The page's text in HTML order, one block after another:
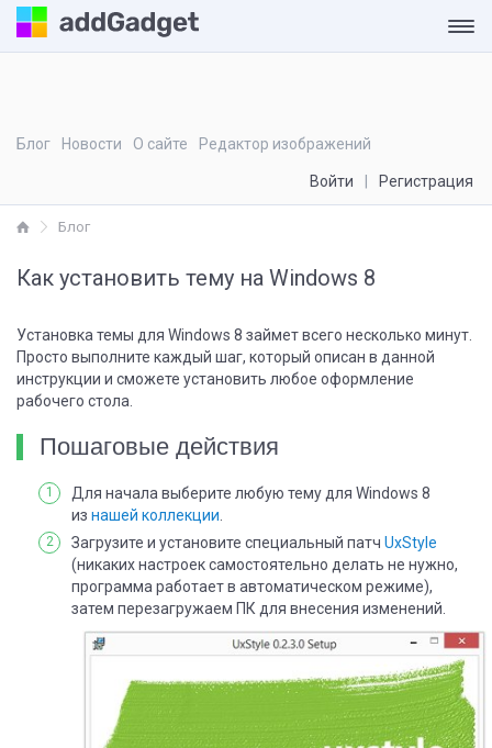
Блог Новости О сайте Редактор изображений
Войти Регистрация
Блог
Как установить тему на Windows 8
Установка темы для Windows 8 займет всего несколько минут.
Просто выполните каждый шаг, который описан в данной
инструкции и сможете установить любое оформление
рабочего стола.
Пошаговые действия
Для начала выберите любую тему для Windows 8
из нашей коллекции
Загрузите и установите специальный патч UxStyle
(никаких настроек самостоятельно делать не нужно,
программа работает в автоматическом режиме),
затем перезагружаем ПК для внесения изменений.